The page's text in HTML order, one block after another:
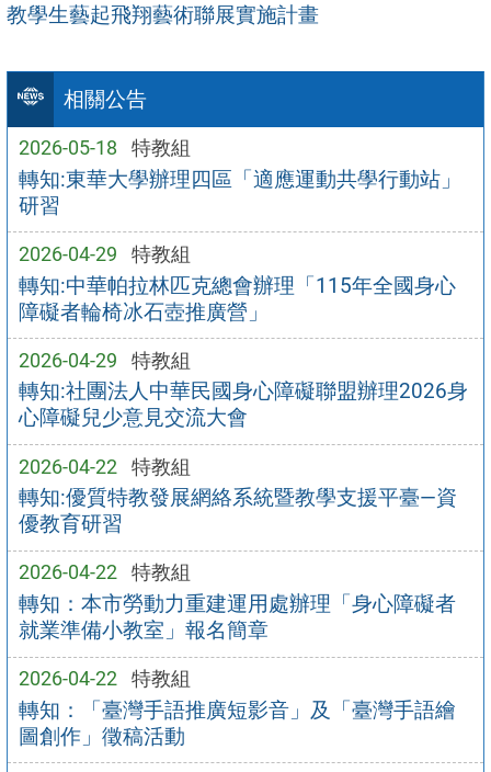
相關公告
2026-05-18 特教組
轉知:東華大學辦理四區「適應運動共學行動站」
研習
2026-04-29 特教組
轉知:中華帕拉林匹克總會辦理「115年全國身心
障礙者輪椅冰石壺推廣營」
2026-04-29 特教組
轉知:社團法人中華民國身心障礙聯盟辦理2026身
心障礙兒少意見交流大會
2026-04-22 特教組
轉知:優質特教發展網絡系統暨教學支援平臺—資
優教育研習
2026-04-22 特教組
轉知：本市勞動力重建運用處辦理「身心障礙者
就業準備小教室」報名簡章
2026-04-22 特教組
轉知：「臺灣手語推廣短影音」及「臺灣手語繪
圖創作」徵稿活動
教學生藝起飛翔藝術聯展實施計畫